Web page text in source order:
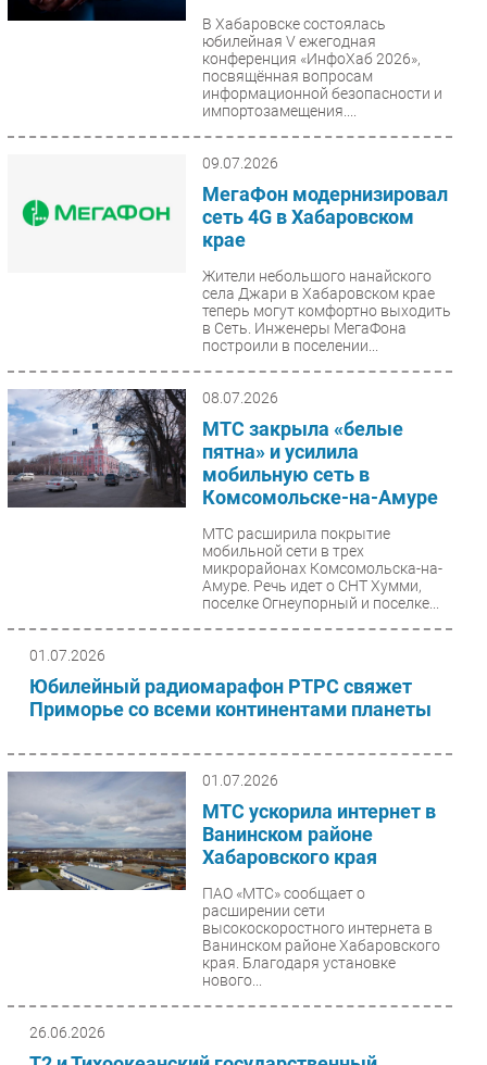
В Хабаровске состоялась
юбилейная V ежегодная
конференция «ИнфоХаб 2026»,
посвящённая вопросам
информационной безопасности и
импортозамещения....
09.07.2026
МегаФон модернизировал
сеть 4G в Хабаровском
крае
Жители небольшого нанайского
села Джари в Хабаровском крае
теперь могут комфортно выходить
в Сеть. Инженеры МегаФона
построили в поселении...
08.07.2026
МТС закрыла «белые
пятна» и усилила
мобильную сеть в
Комсомольске-на-Амуре
МТС расширила покрытие
мобильной сети в трех
микрорайонах Комсомольска-на-
Амуре. Речь идет о СНТ Хумми,
поселке Огнеупорный и поселке...
01.07.2026
Юбилейный радиомарафон РТРС свяжет
Приморье со всеми континентами планеты
01.07.2026
МТС ускорила интернет в
Ванинском районе
Хабаровского края
ПАО «МТС» сообщает о
расширении сети
высокоскоростного интернета в
Ванинском районе Хабаровского
края. Благодаря установке
нового...
26.06.2026